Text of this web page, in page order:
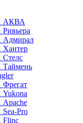
АКВА
Адмирал
Pro
Flinc